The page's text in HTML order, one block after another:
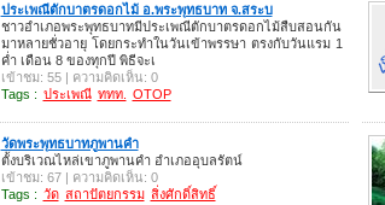
ประเพณีตักบาตรดอกไม้ อ.พระพุทธบาท จ.สระบ
ชาวอำเภอพระพุทธบาทมีประเพณีตักบาตรดอกไม้สืบสอนกัน
มาหลายชั่วอายุ โดยกระทำในวันเข้าพรรษา ตรงกับวันแรม 1
ค่ำ เดือน 8 ของทุกปี พิธีจะเ
เข้าชม: 55 | ความคิดเห็น: 0
Tags : ประเพณี ททท. OTOP
วัดพระพุทธบาทภูพานคำ
ตั้งบริเวณไหล่เขาภูพานคำ อำเภออุบลรัตน์
เข้าชม: 67 | ความคิดเห็น: 0
Tags : วัด สถาปัตยกรรม สิ่งศักดิ์สิทธิ์